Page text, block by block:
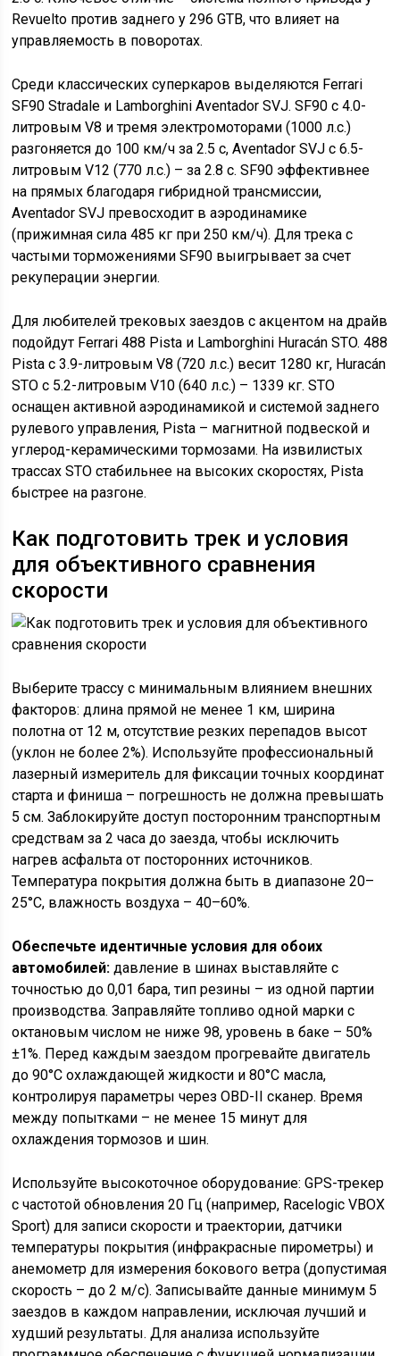
Revuelto против заднего у 296 GTB, что влияет на
управляемость в поворотах.
Среди классических суперкаров выделяются Ferrari
SF90 Stradale и Lamborghini Aventador SVJ. SF90 с 4.0-
литровым V8 и тремя электромоторами (1000 л.с.)
разгоняется до 100 км/ч за 2.5 с, Aventador SVJ с 6.5-
литровым V12 (770 л.с.) – за 2.8 с. SF90 эффективнее
на прямых благодаря гибридной трансмиссии,
Aventador SVJ превосходит в аэродинамике
(прижимная сила 485 кг при 250 км/ч). Для трека с
частыми торможениями SF90 выигрывает за счет
рекуперации энергии.
Для любителей трековых заездов с акцентом на драйв
подойдут Ferrari 488 Pista и Lamborghini Huracán STO. 488
Pista с 3.9-литровым V8 (720 л.с.) весит 1280 кг, Huracán
STO с 5.2-литровым V10 (640 л.с.) – 1339 кг. STO
оснащен активной аэродинамикой и системой заднего
рулевого управления, Pista – магнитной подвеской и
углерод-керамическими тормозами. На извилистых
трассах STO стабильнее на высоких скоростях, Pista
быстрее на разгоне.
Как подготовить трек и условия
для объективного сравнения
скорости
Выберите трассу с минимальным влиянием внешних
факторов: длина прямой не менее 1 км, ширина
полотна от 12 м, отсутствие резких перепадов высот
(уклон не более 2%). Используйте профессиональный
лазерный измеритель для фиксации точных координат
старта и финиша – погрешность не должна превышать
5 см. Заблокируйте доступ посторонним транспортным
средствам за 2 часа до заезда, чтобы исключить
нагрев асфальта от посторонних источников.
Температура покрытия должна быть в диапазоне 20–
25°C, влажность воздуха – 40–60%.
Обеспечьте идентичные условия для обоих
автомобилей: давление в шинах выставляйте с
точностью до 0,01 бара, тип резины – из одной партии
производства. Заправляйте топливо одной марки с
октановым числом не ниже 98, уровень в баке – 50%
±1%. Перед каждым заездом прогревайте двигатель
до 90°C охлаждающей жидкости и 80°C масла,
контролируя параметры через OBD-II сканер. Время
между попытками – не менее 15 минут для
охлаждения тормозов и шин.
Используйте высокоточное оборудование: GPS-трекер
с частотой обновления 20 Гц (например, Racelogic VBOX
Sport) для записи скорости и траектории, датчики
температуры покрытия (инфракрасные пирометры) и
анемометр для измерения бокового ветра (допустимая
скорость – до 2 м/с). Записывайте данные минимум 5
заездов в каждом направлении, исключая лучший и
худший результаты. Для анализа используйте